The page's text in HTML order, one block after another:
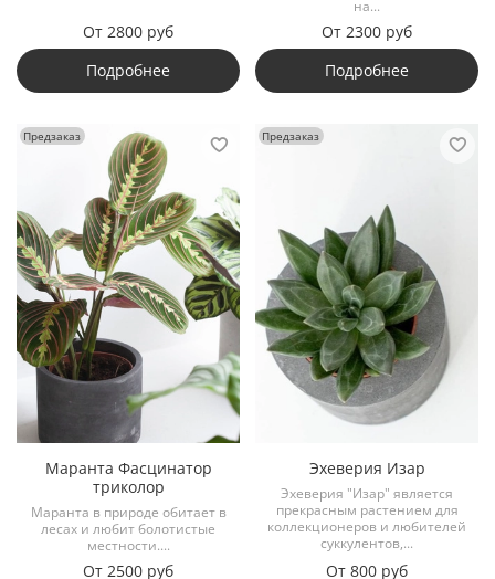
От 2800 руб
Подробнее
на...
От 2300 руб
Подробнее
Предзаказ
Маранта Фасцинатор
триколор
Маранта в природе обитает в
лесах и любит болотистые
местности....
От 2500 руб
Предзаказ
Эхеверия Изар
Эхеверия "Изар" является
прекрасным растением для
коллекционеров и любителей
суккулентов,...
От 800 руб